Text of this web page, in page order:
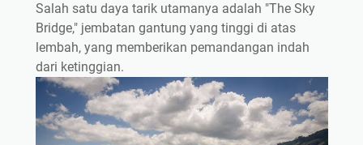
Salah satu daya tarik utamanya adalah "The Sky
Bridge," jembatan gantung yang tinggi di atas
lembah, yang memberikan pemandangan indah
dari ketinggian.